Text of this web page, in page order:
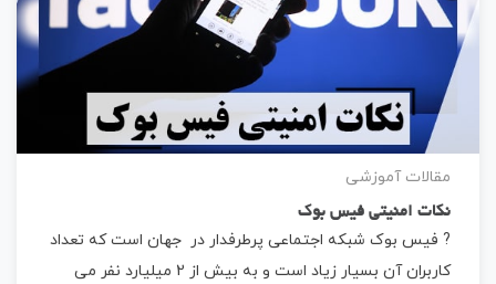
مقالات آموزشی
نکات امنیتی فیس بوک
? فیس بوک شبکه اجتماعی پرطرفدار در جهان است که تعداد
کاربران آن بسیار زیاد است و به بیش از 2 میلیارد نفر می